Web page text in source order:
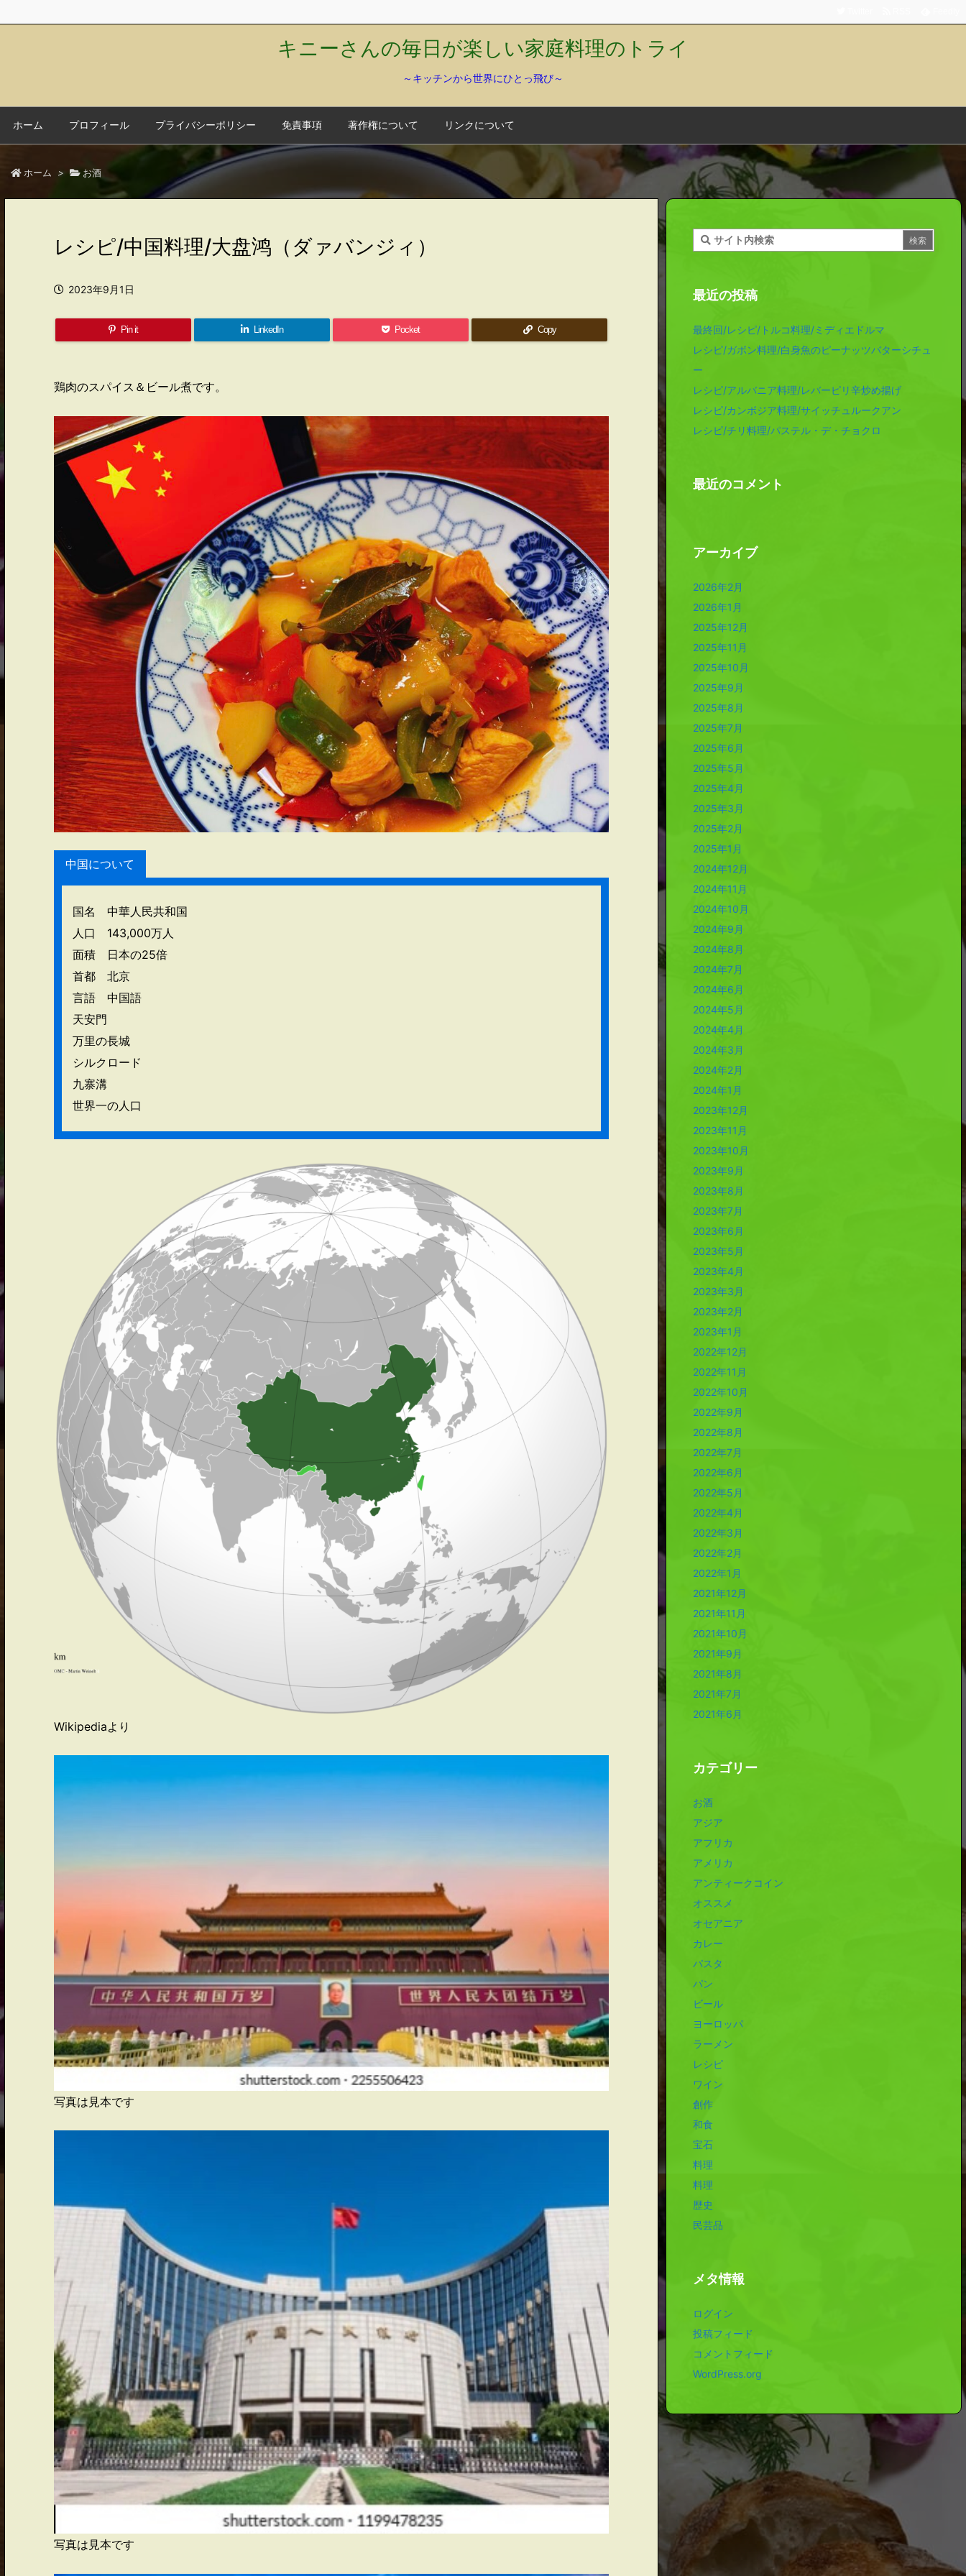
キニーさんの毎日が楽しい家庭料理のトライ
～キッチンから世界にひとっ飛び～
ホーム プロフィール プライバシーポリシー 免責事項 著作権について リンクについて
ホーム > お酒
レシピ/中国料理/大盘鸿（ダァバンジィ）
2023年9月1日
Pin it LinkedIn Pocket Copy
鶏肉のスパイス＆ビール煮です。
中国について
国名 中華人民共和国
人口 143,000万人
面積 日本の25倍
首都 北京
言語 中国語
天安門
万里の長城
シルクロード
九寨溝
世界一の人口
Wikipediaより
写真は見本です
写真は見本です
最近の投稿
最終回/レシピ/トルコ料理/ミディエドルマ
レシピ/ガボン料理/白身魚のピーナッツバターシチュ
ー
レシピ/アルバニア料理/レバーピリ辛炒め揚げ
レシピ/カンボジア料理/サイッチュルークアン
レシピ/チリ料理/パステル・デ・チョクロ
最近のコメント
アーカイブ
2026年2月
2026年1月
2025年12月
2025年11月
2025年10月
2025年9月
2025年8月
2025年7月
2025年6月
2025年5月
2025年4月
2025年3月
2025年2月
2025年1月
2024年12月
2024年11月
2024年10月
2024年9月
2024年8月
2024年7月
2024年6月
2024年5月
2024年4月
2024年3月
2024年2月
2024年1月
2023年12月
2023年11月
2023年10月
2023年9月
2023年8月
2023年7月
2023年6月
2023年5月
2023年4月
2023年3月
2023年2月
2023年1月
2022年12月
2022年11月
2022年10月
2022年9月
2022年8月
2022年7月
2022年6月
2022年5月
2022年4月
2022年3月
2022年2月
2022年1月
2021年12月
2021年11月
2021年10月
2021年9月
2021年8月
2021年7月
2021年6月
カテゴリー
お酒
アジア
アフリカ
アメリカ
アンティークコイン
オススメ
オセアニア
カレー
パスタ
パン
ビール
ヨーロッパ
ラーメン
レシピ
ワイン
創作
和食
宝石
料理
料理
歴史
民芸品
メタ情報
ログイン
投稿フィード
コメントフィード
WordPress.org